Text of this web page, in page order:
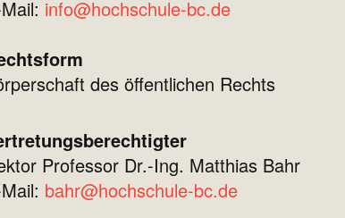
info@hochschule-bc.de
des öffentlichen Rechts
Professor Dr.-Ing. Matthias Bahr
bahr@hochschule-bc.de